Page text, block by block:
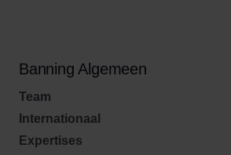
Banning Algemeen
Team
Internationaal
Expertises